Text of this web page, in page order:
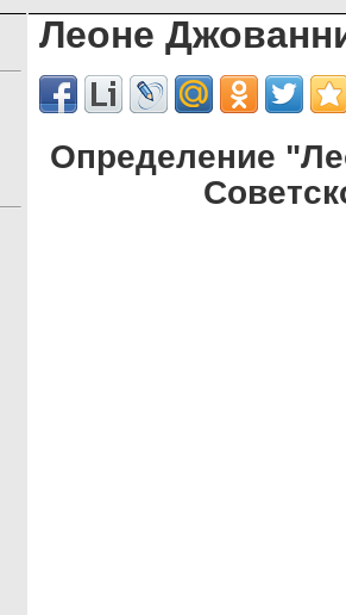
Леоне
Определение